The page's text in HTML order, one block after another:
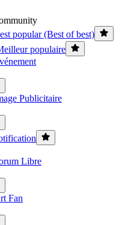
popular (Best of best)
populaire
Publicitaire
Libre
Fan